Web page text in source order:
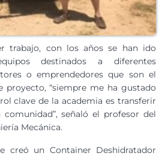
trabajo, con los años se han ido
destinados a diferentes
o emprendedores que son el
proyecto, “siempre me ha gustado
clave de la academia es transferir
señaló el profesor del
Mecánica.
creó un Container Deshidratador